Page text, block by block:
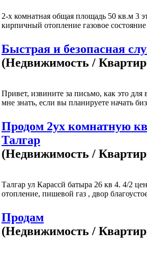
2-х комнатная общая площадь 50 кв.м 3
кирпичный отопление газовое
Быстрая и безопасная
(Недвижимость /
Привет, извините за письмо, как это для
мне знать, если вы планируете начать
Продом 2ух комнатную
Талгар
(Недвижимость /
Талгар ул Карассй батыра 26 кв 4. 4/2
отопление, пишевой газ , двор
Продам
(Недвижимость /